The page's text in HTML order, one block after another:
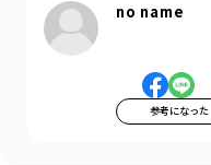
no name
参考になった